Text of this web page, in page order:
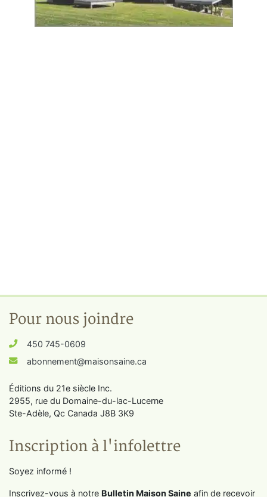
Pour nous joindre
450 745-0609
abonnement@maisonsaine.ca
Éditions du 21e siècle Inc.
2955, rue du Domaine-du-lac-Lucerne
Ste-Adèle, Qc Canada J8B 3K9
Inscription à l'infolettre
Soyez informé !
Inscrivez-vous à notre Bulletin Maison Saine afin de recevoir